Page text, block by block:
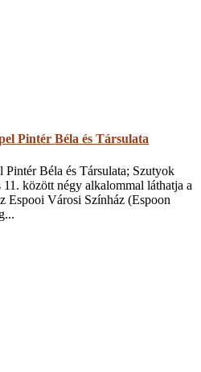
Pintér Béla és Társulata
Pintér Béla és Társulata; Szutyok
között négy alkalommal láthatja a
Espooi Városi Színház (Espoon